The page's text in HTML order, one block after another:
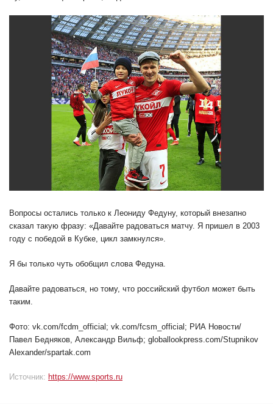
Вопросы остались только к Леониду Федуну, который внезапно
сказал такую фразу: «Давайте радоваться матчу. Я пришел в 2003
году с победой в Кубке, цикл замкнулся».
Я бы только чуть обобщил слова Федуна.
Давайте радоваться, но тому, что российский футбол может быть
таким.
Фото: vk.com/fcdm_official; vk.com/fcsm_official; РИА Новости/
Павел Бедняков, Александр Вильф; globallookpress.com/Stupnikov
Alexander/spartak.com
Источник: https://www.sports.ru